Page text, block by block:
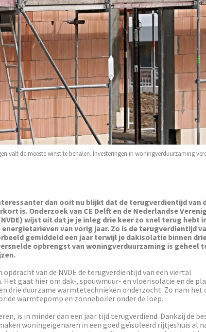
valt de meeste winst te behalen. Investeringen in woningverduurzaming
dan ooit nu blijkt dat de terugverdientijd van
is. Onderzoek van CE Delft en de Nederlandse
wijst uit dat je je inleg drie keer zo snel terug hebt
van vorig jaar. Zo is de terugverdientijd
gemiddeld een jaar terwijl je dakisolatie binnen
opbrengst van woningverduurzaming is geheel
opdracht van de NVDE de terugverdientijd van een viertal
gaat hier om dak-, spouwmuur- en vloerisolatie en de
drie duurzame warmtetechnieken onderzocht. Zo nam het
warmtepomp en zonneboiler onder de loep.
is in minder dan een jaar tijd terugverdiend. Dankzij de
woningeigenaren in een goed geïsoleerd rijtjeshuis al